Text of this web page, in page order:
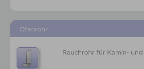
Ofenrohr
Rauchrohr für Kamin-